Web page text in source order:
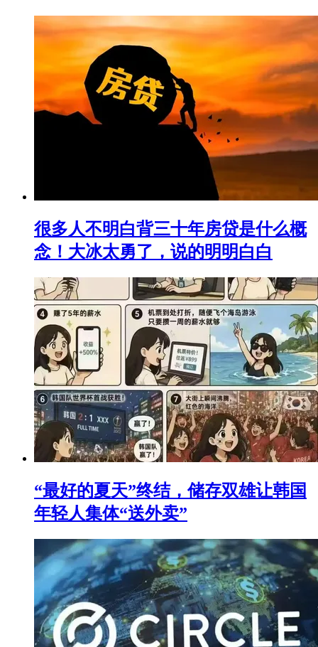
很多人不明白背三十年房贷是什么概
念！大冰太勇了，说的明明白白
“最好的夏天”终结，储存双雄让韩国
年轻人集体“送外卖”